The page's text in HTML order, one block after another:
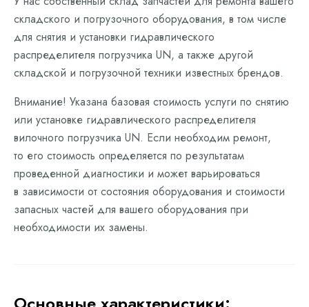
складского и погрузочного оборудования, в том числе
для снятия и установки гидравлического
распределителя погрузчика UN, а также другой
складской и погрузочной техники известных брендов.
Внимание! Указана базовая стоимость услуги по снятию
или установке гидравлического распределителя
вилочного погрузчика UN. Если необходим ремонт,
то его стоимость определяется по результатам
проведенной диагностики и может варьироваться
в зависимости от состояния оборудования и стоимости
запасных частей для вашего оборудования при
необходимости их замены.